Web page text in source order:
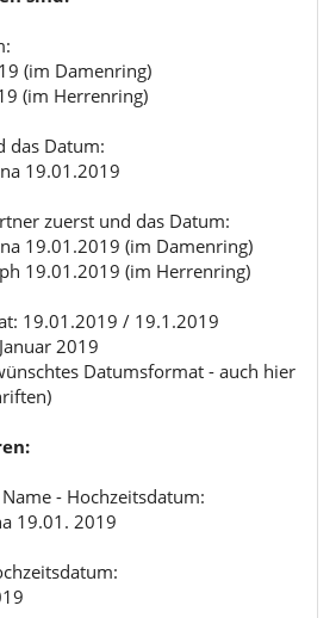
(im Damenring)
(im Herrenring)
das Datum:
19.01.2019
zuerst und das Datum:
19.01.2019 (im Damenring)
19.01.2019 (im Herrenring)
19.01.2019 / 19.1.2019
2019
Datumsformat - auch hier
- Hochzeitsdatum:
19.01. 2019